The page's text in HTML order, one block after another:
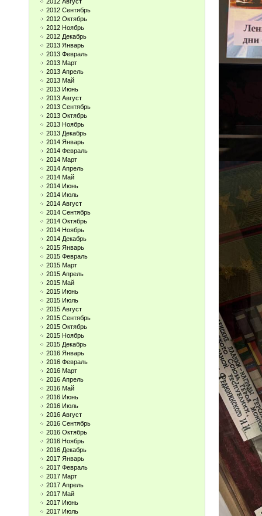
2012 Сентябрь
2012 Октябрь
2012 Ноябрь
2012 Декабрь
2013 Январь
2013 Февраль
2013 Март
2013 Апрель
2013 Май
2013 Июнь
2013 Август
2013 Сентябрь
2013 Октябрь
2013 Ноябрь
2013 Декабрь
2014 Январь
2014 Февраль
2014 Март
2014 Апрель
2014 Май
2014 Июнь
2014 Июль
2014 Август
2014 Сентябрь
2014 Октябрь
2014 Ноябрь
2014 Декабрь
2015 Январь
2015 Февраль
2015 Март
2015 Апрель
2015 Май
2015 Июнь
2015 Июль
2015 Август
2015 Сентябрь
2015 Октябрь
2015 Ноябрь
2015 Декабрь
2016 Январь
2016 Февраль
2016 Март
2016 Апрель
2016 Май
2016 Июнь
2016 Июль
2016 Август
2016 Сентябрь
2016 Октябрь
2016 Ноябрь
2016 Декабрь
2017 Январь
2017 Февраль
2017 Март
2017 Апрель
2017 Май
2017 Июнь
2017 Июль